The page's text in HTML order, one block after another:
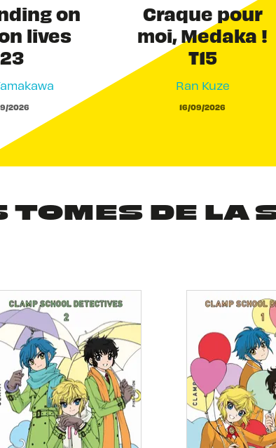
on
lives
2026
Craque pour
moi, Medaka !
T15
Ran Kuze
16/09/2026
TOMES DE LA